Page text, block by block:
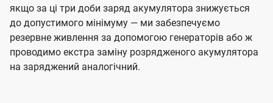
якщо за ці три доби заряд акумулятора знижується
до допустимого мінімуму — ми забезпечуємо
резервне живлення за допомогою генераторів або ж
проводимо екстра заміну розрядженого акумулятора
на заряджений аналогічний.